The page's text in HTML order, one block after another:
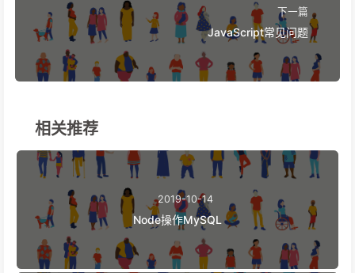
下一篇
JavaScript常见问题
相关推荐
2019-10-14
Node操作MySQL